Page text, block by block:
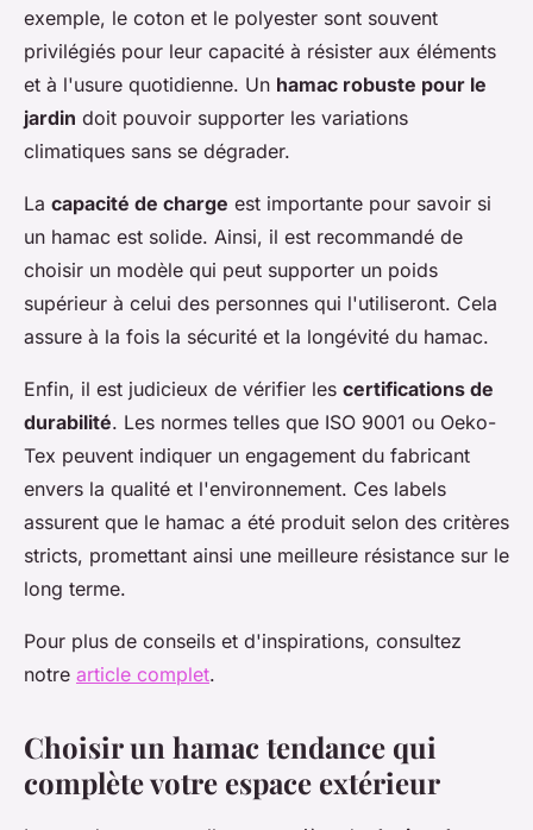
exemple, le coton et le polyester sont souvent
privilégiés pour leur capacité à résister aux éléments
et à l'usure quotidienne. Un hamac robuste pour le
jardin doit pouvoir supporter les variations
climatiques sans se dégrader.
La capacité de charge est importante pour savoir si
un hamac est solide. Ainsi, il est recommandé de
choisir un modèle qui peut supporter un poids
supérieur à celui des personnes qui l'utiliseront. Cela
assure à la fois la sécurité et la longévité du hamac.
Enfin, il est judicieux de vérifier les certifications de
durabilité. Les normes telles que ISO 9001 ou Oeko-
Tex peuvent indiquer un engagement du fabricant
envers la qualité et l'environnement. Ces labels
assurent que le hamac a été produit selon des critères
stricts, promettant ainsi une meilleure résistance sur le
long terme.
Pour plus de conseils et d'inspirations, consultez
notre article complet.
Choisir un hamac tendance qui
complète votre espace extérieur